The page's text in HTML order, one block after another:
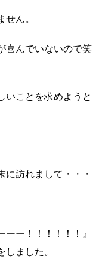
ん。
喜んでいないので笑
いことを求めようと
に訪れまして・・・
ー！！！！！！』
ました。